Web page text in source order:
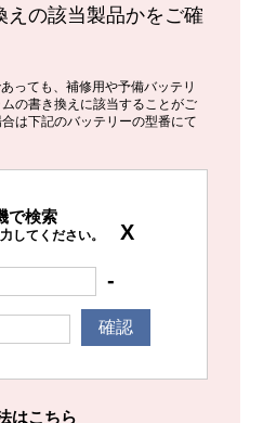
えの該当製品かをご確
っても、補修用や予備バッテリ
の書き換えに該当することがご
は下記のバッテリーの型番にて
で検索
してください。
X
-
確認
はこちら